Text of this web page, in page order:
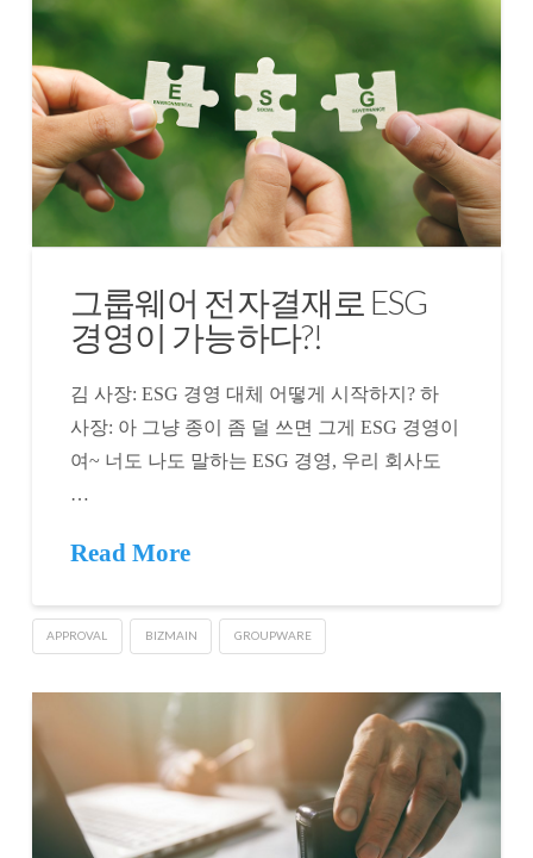
그룹웨어 전자결재로 ESG
경영이 가능하다?!
김 사장: ESG 경영 대체 어떻게 시작하지? 하
사장: 아 그냥 종이 좀 덜 쓰면 그게 ESG 경영이
여~ 너도 나도 말하는 ESG 경영, 우리 회사도
…
Read More
APPROVAL BIZMAIN GROUPWARE